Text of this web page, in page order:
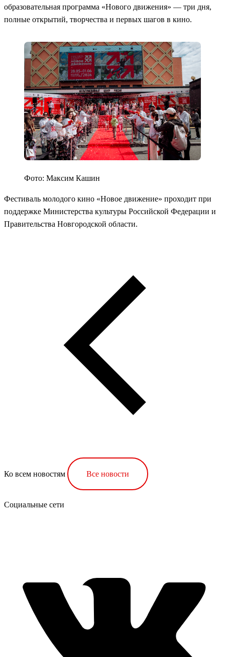
образовательная программа «Нового движения» — три дня,
полные открытий, творчества и первых шагов в кино.
Фото: Максим Кашин
Фестиваль молодого кино «Новое движение» проходит при
поддержке Министерства культуры Российской Федерации и
Правительства Новгородской области.
Ко всем новостям Все новости
Социальные сети